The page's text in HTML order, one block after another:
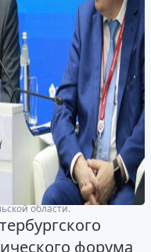
области.
форума